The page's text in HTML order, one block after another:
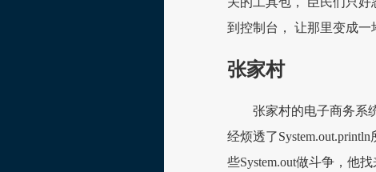
到控制台， 让那里变成一
张家村
张家村的电子商务系
经烦透了
些System.out做斗争，他